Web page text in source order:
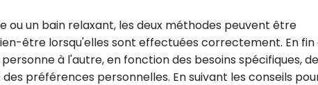
ou un bain relaxant, les deux méthodes peuvent être
être lorsqu'elles sont effectuées correctement. En fin
à l'autre, en fonction des besoins spécifiques,
préférences personnelles. En suivant les conseils